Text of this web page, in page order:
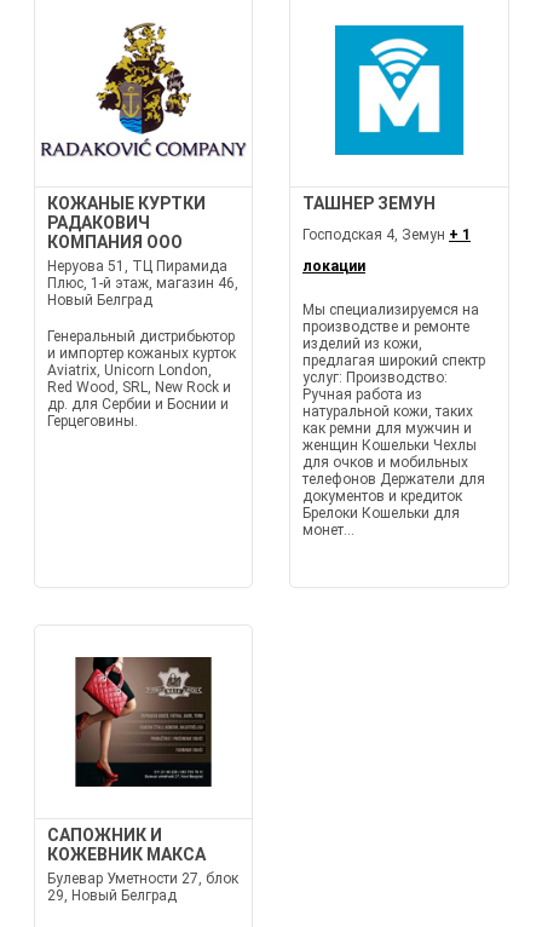
КОЖАНЫЕ КУРТКИ
РАДАКОВИЧ
КОМПАНИЯ ООО
Неруова 51, ТЦ Пирамида
Плюс, 1-й этаж, магазин 46,
Новый Белград
Генеральный дистрибьютор
и импортер кожаных курток
Aviatrix, Unicorn London,
Red Wood, SRL, New Rock и
др. для Сербии и Боснии и
Герцеговины.
ТАШНЕР ЗЕМУН
Господская 4, Земун + 1
локации
Мы специализируемся на
производстве и ремонте
изделий из кожи,
предлагая широкий спектр
услуг: Производство:
Ручная работа из
натуральной кожи, таких
как ремни для мужчин и
женщин Кошельки Чехлы
для очков и мобильных
телефонов Держатели для
документов и кредиток
Брелоки Кошельки для
монет...
САПОЖНИК И
КОЖЕВНИК МАКСА
Булевар Уметности 27, блок
29, Новый Белград